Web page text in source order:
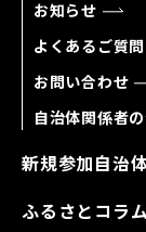
お知らせ
よくあるご質問
お問い合わせ
自治体関係者
新規参加自治
ふるさとコラ